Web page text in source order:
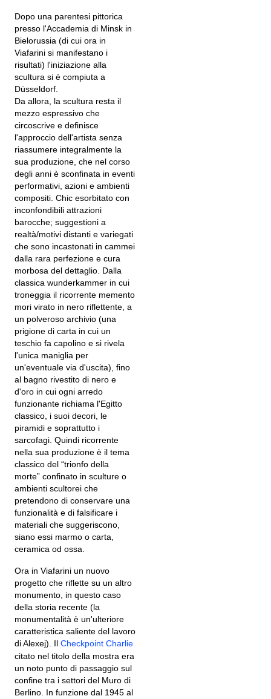
Dopo una parentesi pittorica
presso l'Accademia di Minsk in
Bielorussia (di cui ora in
Viafarini si manifestano i
risultati) l'iniziazione alla
scultura si è compiuta a
Düsseldorf.
Da allora, la scultura resta il
mezzo espressivo che
circoscrive e definisce
l'approccio dell'artista senza
riassumere integralmente la
sua produzione, che nel corso
degli anni è sconfinata in eventi
performativi, azioni e ambienti
compositi. Chic esorbitato con
inconfondibili attrazioni
barocche; suggestioni a
realtà/motivi distanti e variegati
che sono incastonati in cammei
dalla rara perfezione e cura
morbosa del dettaglio. Dalla
classica wunderkammer in cui
troneggia il ricorrente memento
mori virato in nero riflettente, a
un polveroso archivio (una
prigione di carta in cui un
teschio fa capolino e si rivela
l'unica maniglia per
un'eventuale via d'uscita), fino
al bagno rivestito di nero e
d'oro in cui ogni arredo
funzionante richiama l'Egitto
classico, i suoi decori, le
piramidi e soprattutto i
sarcofagi. Quindi ricorrente
nella sua produzione è il tema
classico del “trionfo della
morte” confinato in sculture o
ambienti scultorei che
pretendono di conservare una
funzionalità e di falsificare i
materiali che suggeriscono,
siano essi marmo o carta,
ceramica od ossa.
Ora in Viafarini un nuovo
progetto che riflette su un altro
monumento, in questo caso
della storia recente (la
monumentalità è un'ulteriore
caratteristica saliente del lavoro
di Alexej). Il Checkpoint Charlie
citato nel titolo della mostra era
un noto punto di passaggio sul
confine tra i settori del Muro di
Berlino. In funzione dal 1945 al